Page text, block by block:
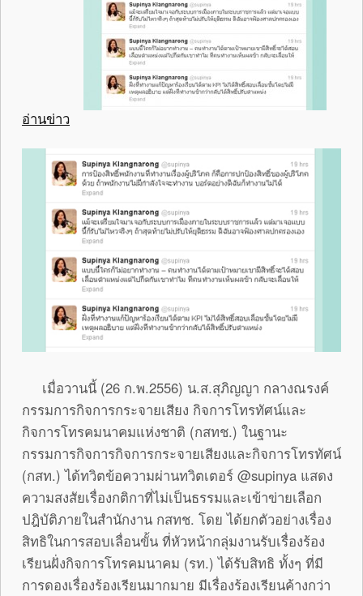
อ่านข่าว
เมื่อวานนี้ (26 ก.พ.2556) น.ส.สุภิญญา กลางณรงค์
กรรมการกิจการกระจายเสียง กิจการโทรทัศน์และ
กิจการโทรคมนาคมแห่งชาติ (กสทช.) ในฐานะ
กรรมการกิจการกิจการกระจายเสียงและกิจการโทรทัศน์
(กสท.) ได้ทวิตข้อความผ่านทวิตเตอร์ @supinya แสดง
ความสงสัยเรื่องกติกาที่ไม่เป็นธรรมและเข้าข่ายเลือก
ปฎิบัติภายในสำนักงาน กสทช. โดย ได้ยกตัวอย่างเรื่อง
สิทธิในการสอบเลื่อนขั้น ที่หัวหน้ากลุ่มงานรับเรื่องร้อง
เรียนฝั่งกิจการโทรคมนาคม (รท.) ได้รับสิทธิ ทั้งๆ ที่มี
การดองเรื่องร้องเรียนมากมาย มีเรื่องร้องเรียนค้างกว่า